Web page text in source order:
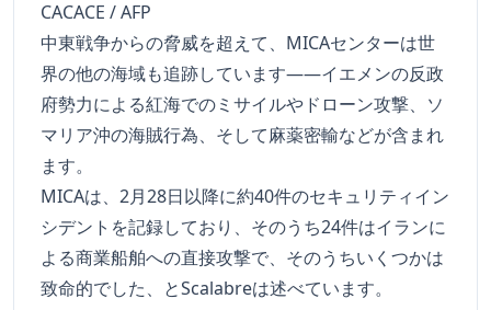
CACACE / AFP
中東戦争からの脅威を超えて、MICAセンターは世
界の他の海域も追跡しています――イエメンの反政
府勢力による紅海でのミサイルやドローン攻撃、ソ
マリア沖の海賊行為、そして麻薬密輸などが含まれ
ます。
MICAは、2月28日以降に約40件のセキュリティイン
シデントを記録しており、そのうち24件はイランに
よる商業船舶への直接攻撃で、そのうちいくつかは
致命的でした、とScalabreは述べています。